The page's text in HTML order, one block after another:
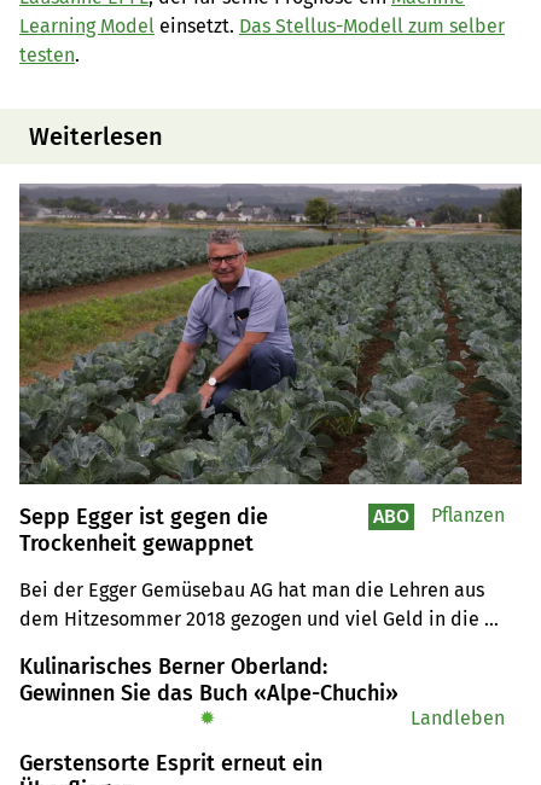
Learning Model einsetzt. Das Stellus-Modell zum selber
testen.
Weiterlesen
Sepp Egger ist gegen die
Trockenheit gewappnet
Bei der Egger Gemüsebau AG hat man die Lehren aus
dem Hitzesommer 2018 gezogen und viel Geld in die
Rollomaten zusätzlich zur Wasseruhr mit einer App
ausgerüstet, auf welcher die Parzelle, die ausgebrachte
ABO Pflanzen
Kulinarisches Berner Oberland:
Gewinnen Sie das Buch «Alpe-Chuchi»
✹ Landleben
Gerstensorte Esprit erneut ein